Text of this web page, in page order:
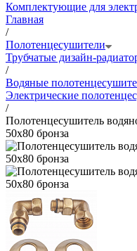
Комплектующие для
Главная
/
Полотенцесушители
Трубчатые дизайн-
/
Водяные
Электрические
/
Полотенцесушитель
50x80 бронза